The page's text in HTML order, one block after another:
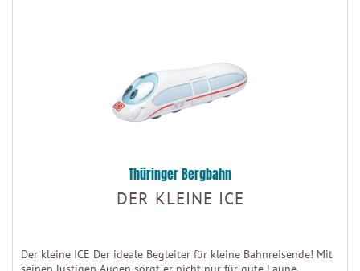
Thüringer Bergbahn
DER KLEINE ICE
Der kleine ICE Der ideale Begleiter für kleine Bahnreisende! Mit